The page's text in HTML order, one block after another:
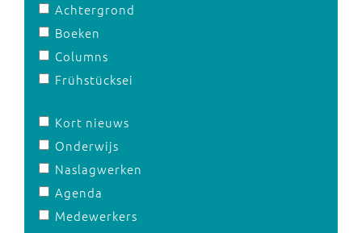
Achtergrond
Boeken
Columns
Frühstücksei
Kort nieuws
Onderwijs
Naslagwerken
Agenda
Medewerkers